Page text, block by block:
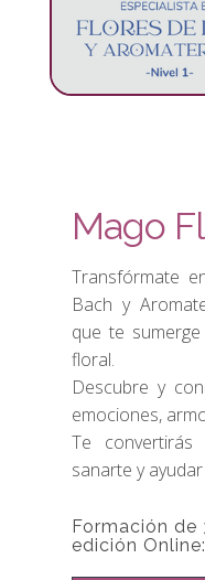
Mago
Transfórmate
Bach y
que te
floral.
Descubre y
emociones,
Te
sanarte y
Formación de
edición